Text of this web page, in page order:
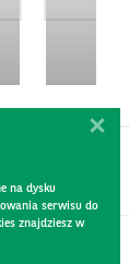
na dysku
serwisu do
znajdziesz w